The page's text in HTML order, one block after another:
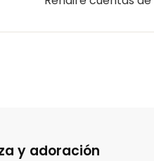
y adoración